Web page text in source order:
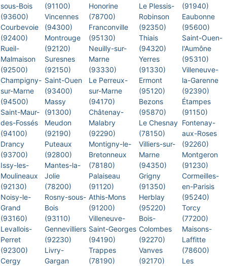
sous-Bois
(93600)
Courbevoie
(92400)
Rueil-
Malmaison
(92500)
Champigny-
sur-Marne
(94500)
Saint-Maur-
des-Fossés
(94100)
Drancy
(93700)
Issy-les-
Moulineaux
(92130)
Noisy-le-
Grand
(93160)
Levallois-
Perret
(92300)
Cergy
(91100)
Vincennes
(94300)
Montrouge
(92120)
Suresnes
(92150)
Saint-Ouen
(93400)
Massy
(91300)
Meudon
(92190)
Puteaux
(92800)
Mantes-la-
Jolie
(78200)
Rosny-sous-
Bois
(93110)
Gennevilliers
(92230)
Livry-
Gargan
Honorine
(78700)
Franconville
(95130)
Neuilly-sur-
Marne
(93330)
Le Perreux-
sur-Marne
(94170)
Châtenay-
Malabry
(92290)
Montigny-le-
Bretonneux
(78180)
Palaiseau
(91120)
Athis-Mons
(91200)
Villeneuve-
Saint-Georges
(94190)
Trappes
(78190)
Le Plessis-
Robinson
(92350)
Thiais
(94320)
Yerres
(91330)
Ermont
(95120)
Bezons
(95870)
Le Chesnay
(78150)
Villiers-sur-
Marne
(94350)
Grigny
(91350)
Herblay
(95220)
Bois-
Colombes
(92270)
Vanves
(92170)
(91940)
Eaubonne
(95600)
Saint-Ouen-
l'Aumône
(95310)
Villeneuve-
la-Garenne
(92390)
Étampes
(91150)
Fontenay-
aux-Roses
(92260)
Montgeron
(91230)
Cormeilles-
en-Parisis
(95240)
Torcy
(77200)
Maisons-
Laffitte
(78600)
Les